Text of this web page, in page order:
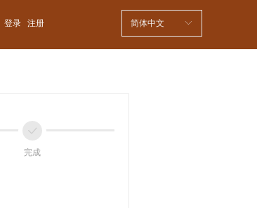
ꀅ
简体中文
登录 注册
ꀘ
完成